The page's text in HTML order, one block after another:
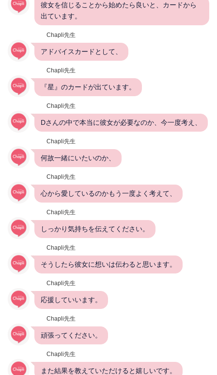
彼女を信じることから始めたら良いと、カードから
出ています。
Chapli先生
アドバイスカードとして、
Chapli先生
『星』のカードが出ています。
Chapli先生
Dさんの中で本当に彼女が必要なのか、今一度考え、
Chapli先生
何故一緒にいたいのか、
Chapli先生
心から愛しているのかもう一度よく考えて、
Chapli先生
しっかり気持ちを伝えてください。
Chapli先生
そうしたら彼女に想いは伝わると思います。
Chapli先生
応援していいます。
Chapli先生
頑張ってください。
Chapli先生
また結果を教えていただけると嬉しいです。